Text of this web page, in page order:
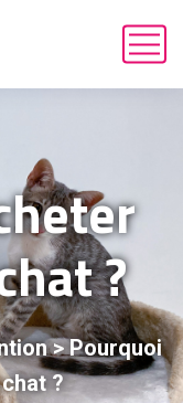
?
>Pourquoi
?